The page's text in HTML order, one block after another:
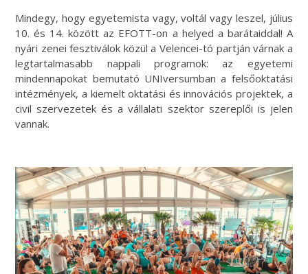
Mindegy, hogy egyetemista vagy, voltál vagy leszel, július
10. és 14. között az EFOTT-on a helyed a barátaiddal! A
nyári zenei fesztiválok közül a Velencei-tó partján várnak a
legtartalmasabb nappali programok: az egyetemi
mindennapokat bemutató UNIversumban a felsőoktatási
intézmények, a kiemelt oktatási és innovációs projektek, a
civil szervezetek és a vállalati szektor szereplői is jelen
vannak.